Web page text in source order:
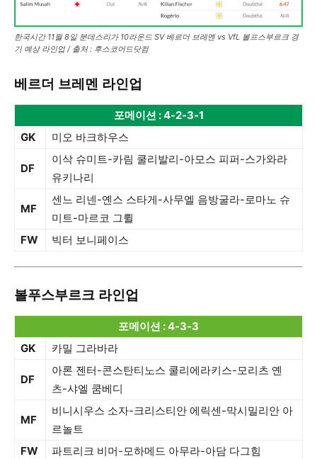
한국시간 11월 8일 분데스리가 10라운드 SV 베르더 브레멘 vs VfL 볼프스부르크 경
기 예상 라인업 / 출처 : 후스코어드닷컴
베르더 브레멘 라인업
포메이션 : 4-2-3-1
GK
미오 바크하우스
DF
이삭 슈미트-카림 쿨리발리-아모스 피퍼-스가와라
유키나리
MF
센느 리넨-옌스 스타게-사무엘 음방굴라-로마노 슈
미트-마르코 그륄
FW
빅터 보니페이스
볼푸스부르크 라인업
포메이션 : 4-3-3
GK
카밀 그라바라
DF
아론 젠터-콘스탄티노스 쿨리에라키스-모리츠 옌
츠-샤엘 쿰베디
MF
비니시우스 소자-크리스티안 에릭센-막시밀리안 아
르놀트
FW
파트리크 비머-모하메드 아무라-아담 다그힘